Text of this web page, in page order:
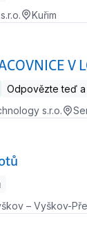
Kuřim
V
Odpovězte teď
s.r.o.
– Vyškov-